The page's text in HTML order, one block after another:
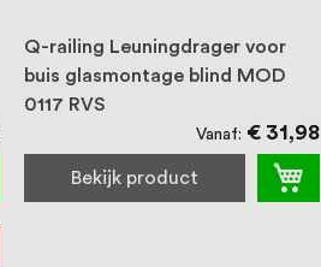
Q-railing Leuningdrager voor
buis glasmontage blind MOD
0117 RVS
Vanaf € 31,98
Bekijk product